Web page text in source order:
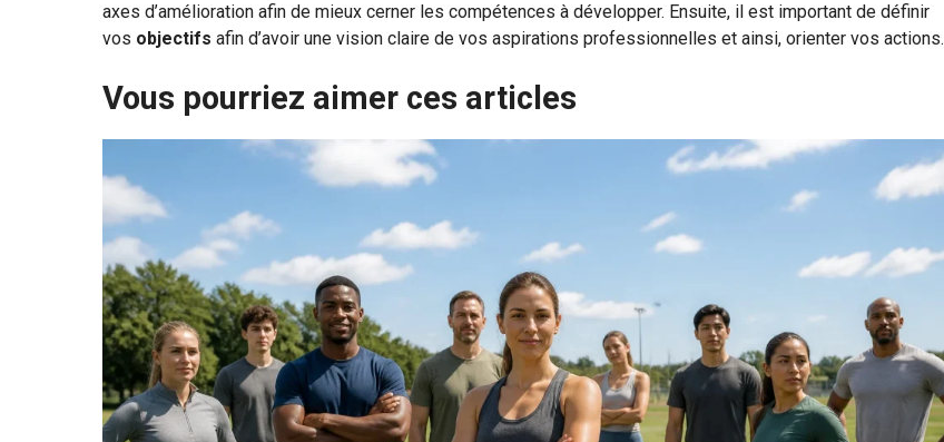
axes d’amélioration afin de mieux cerner les compétences à développer. Ensuite, il est important de définir
vos objectifs afin d’avoir une vision claire de vos aspirations professionnelles et ainsi, orienter vos actions.
Vous pourriez aimer ces articles